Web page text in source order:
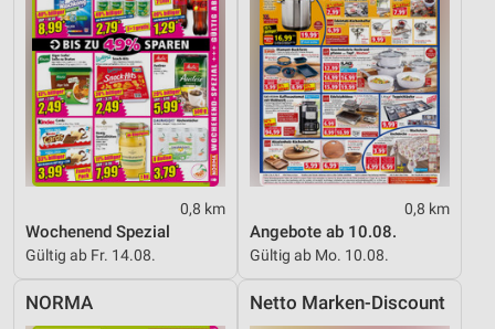
0,8 km
Wochenend Spezial
Gültig ab Fr. 14.08.
0,8 km
Angebote ab 10.08.
Gültig ab Mo. 10.08.
NORMA Netto Marken-Discount
Verwendung reduzierter Daten zur Auswahl von
Inhalten
IAB-Besonderheiten:
Verwendung genauer Standortdaten
Geräte anhand von aktiv angeforderten
Informationen identifizieren
Nicht-IAB-Verarbeitungszwecke:
Notwendig
Performance